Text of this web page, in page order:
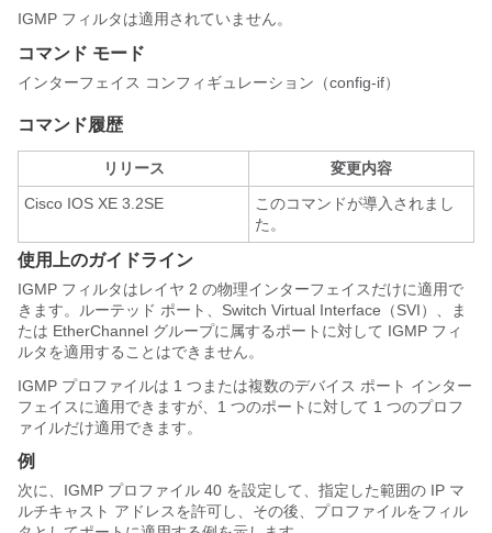
IGMP フィルタは適用されていません。
コマンド モード
インターフェイス コンフィギュレーション（config-if）
コマンド履歴
リリース
変更内容
Cisco IOS XE 3.2SE
このコマンドが導入されまし
た。
使用上のガイドライン
IGMP フィルタはレイヤ 2 の物理インターフェイスだけに適用で
きます。ルーテッド ポート、Switch Virtual Interface（SVI）、ま
たは EtherChannel グループに属するポートに対して IGMP フィ
ルタを適用することはできません。
IGMP プロファイルは 1 つまたは複数のデバイス ポート インター
フェイスに適用できますが、1 つのポートに対して 1 つのプロフ
ァイルだけ適用できます。
例
次に、IGMP プロファイル 40 を設定して、指定した範囲の IP マ
ルチキャスト アドレスを許可し、その後、プロファイルをフィル